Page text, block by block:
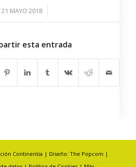
21 MAYO 2018
/
esta entrada
Continentia | Diseño: The Popcom |